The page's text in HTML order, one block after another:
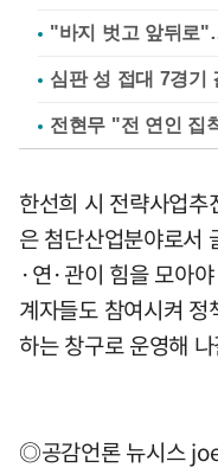
"바지 벗고 앞뒤로
심판 성 접대 7경
전현무 "전 연인 집
한선희 시 전략사업
은 첨단산업분야로서
·연·관이 힘을 모아
계자들도 참여시켜
하는 창구로 운영해
◎공감언론 뉴시스